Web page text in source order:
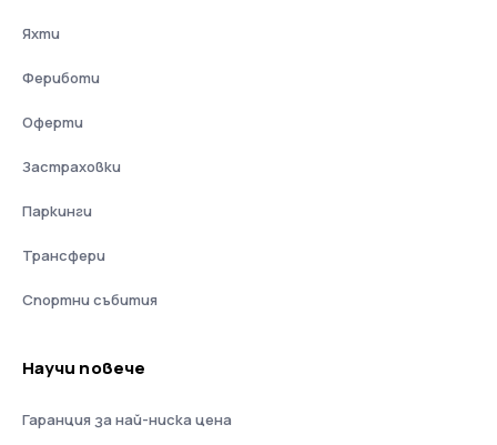
Яхти
Фериботи
Оферти
Застраховки
Паркинги
Трансфери
Спортни събития
Научи повече
Гаранция за най-ниска цена